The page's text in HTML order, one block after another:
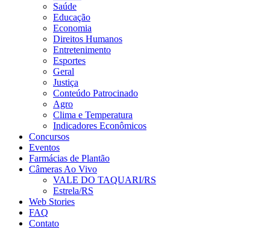
Saúde
Educação
Economia
Direitos Humanos
Entretenimento
Esportes
Geral
Justiça
Conteúdo Patrocinado
Agro
Clima e Temperatura
Indicadores Econômicos
Concursos
Eventos
Farmácias de Plantão
Câmeras Ao Vivo
VALE DO TAQUARI/RS
Estrela/RS
Web Stories
FAQ
Contato